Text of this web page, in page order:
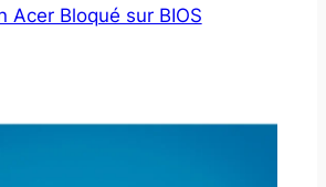
Acer Bloqué sur BIOS